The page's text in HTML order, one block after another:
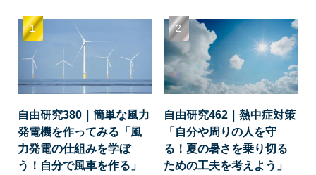
自由研究380｜簡単な風力
発電機を作ってみる「風
力発電の仕組みを学ぼ
う！自分で風車を作る」
自由研究462｜熱中症対策
「自分や周りの人を守
る！夏の暑さを乗り切る
ための工夫を考えよう」